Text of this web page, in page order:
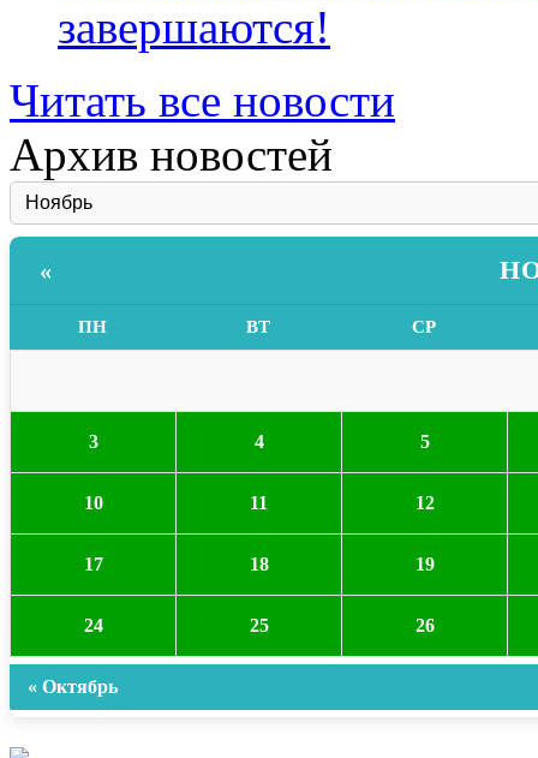
завершаются!
Читать все новости
Архив новостей
«
ПН ВТ СР
3 4 5
10 11 12
17 18 19
24 25 26
« Октябрь